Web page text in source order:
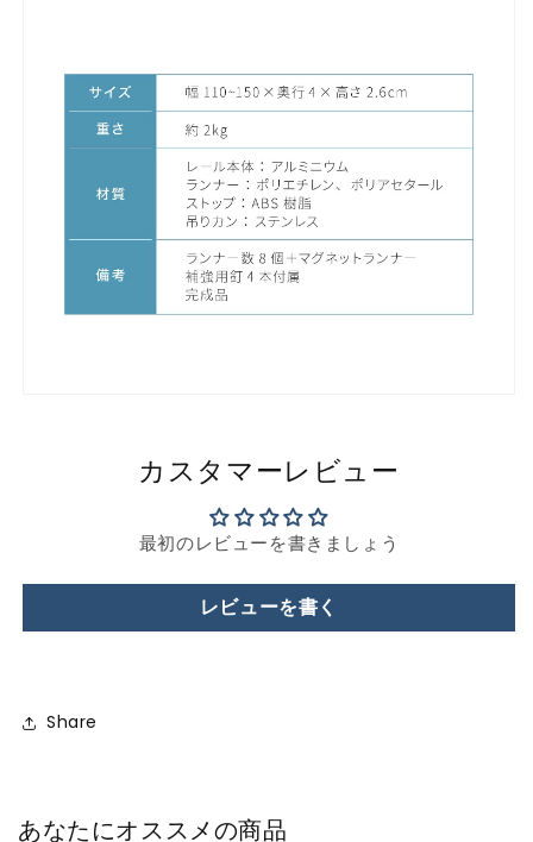
カスタマーレビュー
最初のレビューを書きましょう
レビューを書く
Share
あなたにオススメの商品